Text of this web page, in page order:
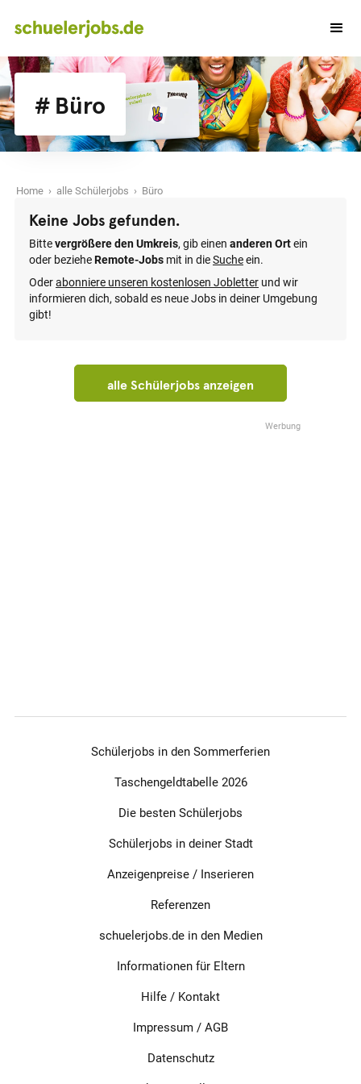
# Büro
Home › alle Schülerjobs › Büro
Keine Jobs gefunden.
Bittevergrößere den Umkreis, gib einen anderen Ortein
oder bezieheRemote-Jobs mit in dieSucheein.
Oderabonniere unseren kostenlosen Jobletter und wir
informieren dich, sobald es neue Jobs in deiner Umgebung
gibt!
alle Schülerjobs anzeigen
Schülerjobs in den Sommerferien
Taschengeldtabelle 2026
Die besten Schülerjobs
Schülerjobs in deiner Stadt
Anzeigenpreise / Inserieren
Referenzen
schuelerjobs.de in den Medien
Informationen für Eltern
Hilfe / Kontakt
Impressum / AGB
Datenschutz